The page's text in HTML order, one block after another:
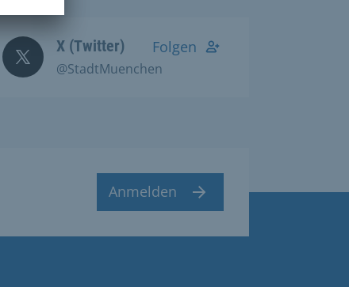
X (Twitter)
@StadtMuenchen
Folgen
Anmelden